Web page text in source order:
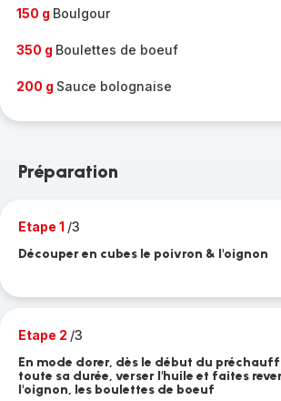
150 g Boulgour
350 g Boulettes de boeuf
200 g Sauce bolognaise
Préparation
Etape 1 /3
Découper en cubes le poivron & l'oignon
Etape 2 /3
En mode dorer, dès le début du
toute sa durée, verser l'huile et faites
l'oignon, les boulettes de boeuf